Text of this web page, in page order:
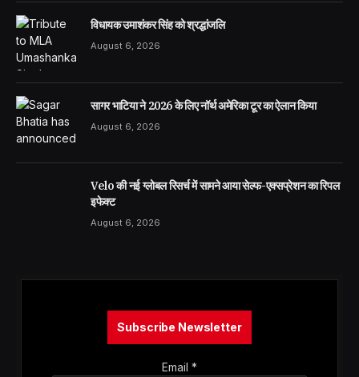
विधायक उमाशंकर सिंह को श्रद्धांजलि
August 6, 2026
सागर भाटिया ने 2026 के लिए नॉर्थ अमेरिका टूर का ऐलान किया
August 6, 2026
Velo की नई ग्लोबल रिसर्च में सामने आया सेल्फ-एक्सप्रेशन का रिपल
इफेक्ट
August 6, 2026
Subscribe Newsletter
Email *